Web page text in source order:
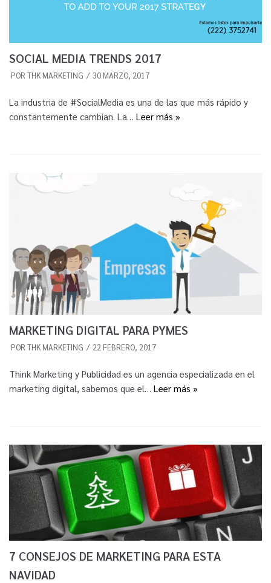
SOCIAL MEDIA TRENDS 2017
POR THK MARKETING 30 MARZO, 2017
La industria de #SocialMedia es una de las que más rápido y
constantemente cambian. La… Leer más »
MARKETING DIGITAL PARA PYMES
POR THK MARKETING 22 FEBRERO, 2017
Think Marketing y Publicidad es un agencia especializada en el
marketing digital, sabemos que el… Leer más »
7 CONSEJOS DE MARKETING PARA ESTA
NAVIDAD